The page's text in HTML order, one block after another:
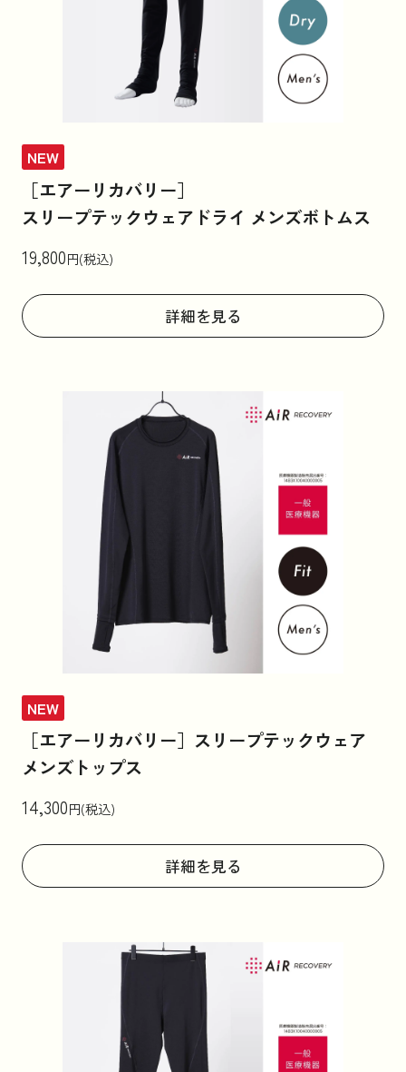
NEW
［エアーリカバリー］
スリープテックウェアドライ メンズボトムス
19,800円(税込)
詳細を見る
NEW
［エアーリカバリー］スリープテックウェア
メンズトップス
14,300円(税込)
詳細を見る